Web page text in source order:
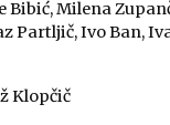
Bibić, Milena
Partljič, Ivo Ban,
Klopčič